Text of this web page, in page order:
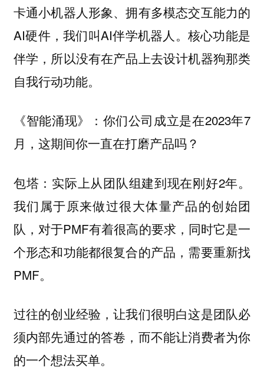
卡通小机器人形象、拥有多模态交互能力的
AI硬件，我们叫AI伴学机器人。核心功能是
伴学，所以没有在产品上去设计机器狗那类
自我行动功能。
《智能涌现》： 你们公司成立是在2023年7
月，这期间你一直在打磨产品吗？
包塔： 实际上从团队组建到现在刚好2年。
我们属于原来做过很大体量产品的创始团
队，对于PMF有着很高的要求，同时它是一
个形态和功能都很复合的产品，需要重新找
PMF。
过往的创业经验，让我们很明白这是团队必
须内部先通过的答卷，而不能让消费者为你
的一个想法买单。